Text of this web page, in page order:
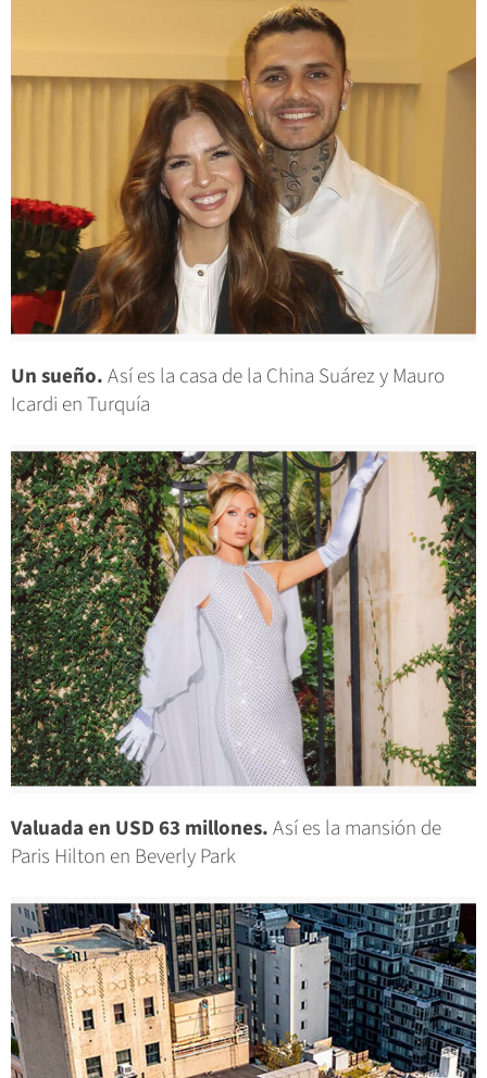
Un sueño.Así es la casa de la China Suárez y Mauro
Icardi en Turquía
Valuada en USD 63 millones.Así es la mansión de
Paris Hilton en Beverly Park